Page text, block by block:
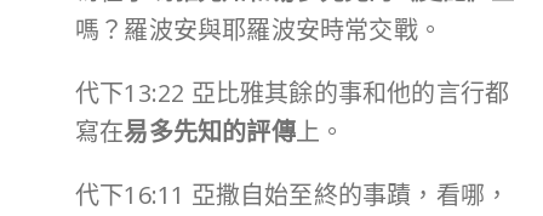
嗎？羅波安與耶羅波安時常交戰。
代下13:22 亞比雅其餘的事和他的言行都
寫在易多先知的評傳上。
代下16:11 亞撒自始至終的事蹟，看哪，